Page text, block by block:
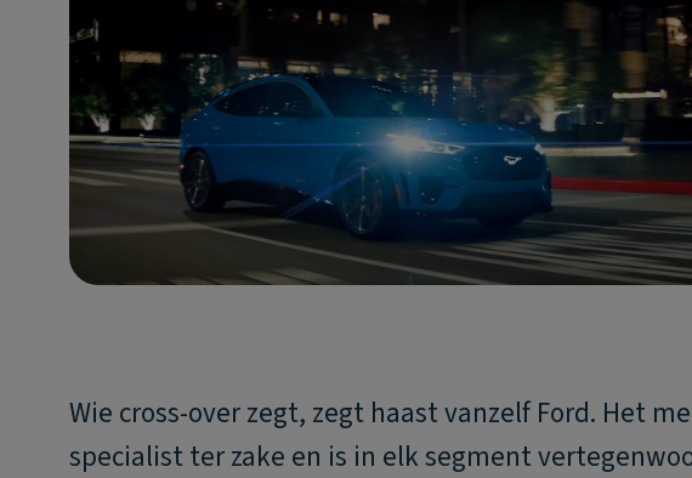
Wie cross-over zegt, zegt haast vanzelf Ford. Het
specialist ter zake en is in elk segment